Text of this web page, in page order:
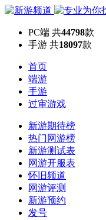
PC端 共44798款
手游 共18097款
首页
端游
手游
过审游戏
新游期待榜
热门网游榜
新游测试表
网游开服表
怀旧频道
网游评测
新游预约
发号